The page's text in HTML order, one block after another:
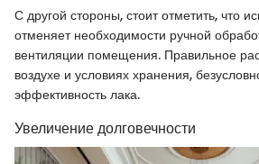
С другой стороны, стоит отметить, что
отменяет необходимости ручной
вентиляции помещения. Правильное
воздухе и условиях хранения,
эффективность лака.
Увеличение долговечности